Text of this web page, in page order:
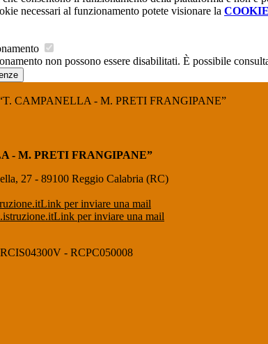
necessari al funzionamento potete visionare la
non possono essere disabilitati. È possibile
CAMPANELLA - M. PRETI FRANGIPANE”
- M. PRETI FRANGIPANE”
27 - 89100 Reggio Calabria (RC)
Link per inviare una mail
Link per inviare una mail
- RCPC050008